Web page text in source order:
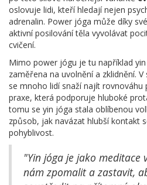
oslovuje lidi, kteří hledají nejen
adrenalin. Power jóga může díky
aktivní posilování těla vyvolávat
cvičení.
Mimo power jógu je tu například
zaměřena na uvolnění a zklidnění.
se mnoho lidí snaží najít rovnováhu
praxe, která podporuje hluboké
tomu se yin jóga stala oblíbenou
způsob, jak navázat hlubší kontakt
pohyblivost.
"Yin jóga je jako meditace
nám zpomalit a zastavit,